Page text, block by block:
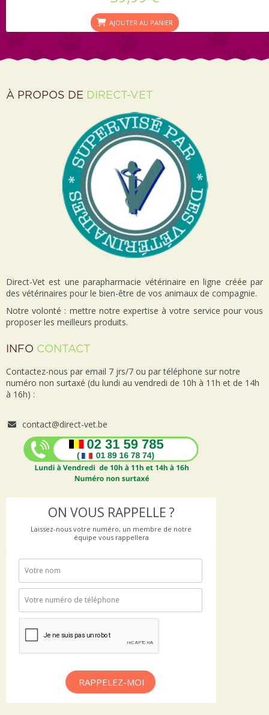
AJOUTER AU PANIER
À PROPOS DE DIRECT-VET
Direct-Vet est une parapharmacie vétérinaire en ligne créée par
des vétérinaires pour le bien-être de vos animaux de compagnie.
Notre volonté : mettre notre expertise à votre service pour vous
proposer les meilleurs produits.
INFO CONTACT
Contactez-nous par email 7 jrs/7 ou par téléphone sur notre
numéro non surtaxé (du lundi au vendredi de 10h à 11h et de 14h
à 16h) :
contact@direct-vet.be
ON VOUS RAPPELLE ?
Laissez-nous votre numéro, un membre de notre
équipe vous rappellera
RAPPELEZ-MOI